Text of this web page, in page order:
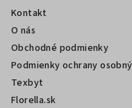
Kontakt
O nás
Obchodné podmienky
Podmienky ochrany
Texbyt
Florella.sk